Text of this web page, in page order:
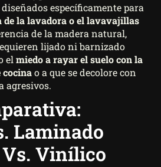
específicamente para
de la lavadora o el lavavajillas
de la madera natural,
lijado ni barnizado
el miedo a rayar el suelo con la
cocinao a que se decolore con
agresivos.
Laminado
Vinílico